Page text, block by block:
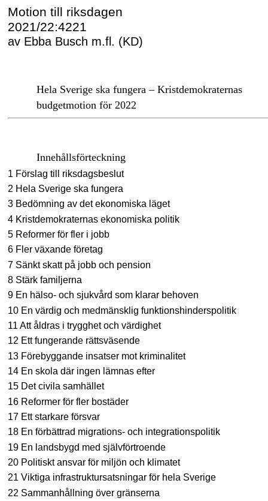
Motion till riksdagen
2021/22:4221
av Ebba Busch m.fl. (KD)
Hela Sverige ska fungera – Kristdemokraternas
budgetmotion för 2022
Innehållsförteckning
1 Förslag till riksdagsbeslut
2 Hela Sverige ska fungera
3 Bedömning av det ekonomiska läget
4 Kristdemokraternas ekonomiska politik
5 Reformer för fler i jobb
6 Fler växande företag
7 Sänkt skatt på jobb och pension
8 Stärk familjerna
9 En hälso- och sjukvård som klarar behoven
10 En värdig och medmänsklig funktionshinderspolitik
11 Att åldras i trygghet och värdighet
12 Ett fungerande rättsväsende
13 Förebyggande insatser mot kriminalitet
14 En skola där ingen lämnas efter
15 Det civila samhället
16 Reformer för fler bostäder
17 Ett starkare försvar
18 En förbättrad migrations- och integrationspolitik
19 En landsbygd med självförtroende
20 Politiskt ansvar för miljön och klimatet
21 Viktiga infrastruktursatsningar för hela Sverige
22 Sammanhållning över gränserna